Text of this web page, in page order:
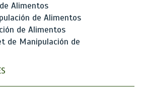
Alimentos
de Alimentos
de Alimentos
de Manipulación de